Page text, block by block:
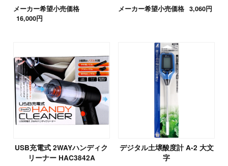
メーカー希望小売価格
16,000円
メーカー希望小売価格 3,060円
USB充電式 2WAYハンディク
リーナー HAC3842A
デジタル土壌酸度計 A-2 大文
字